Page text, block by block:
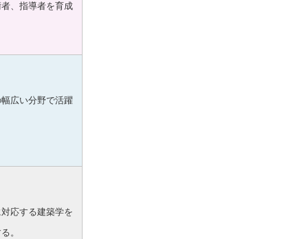
、指導者を育成
広い分野で活躍
応する建築学を
。